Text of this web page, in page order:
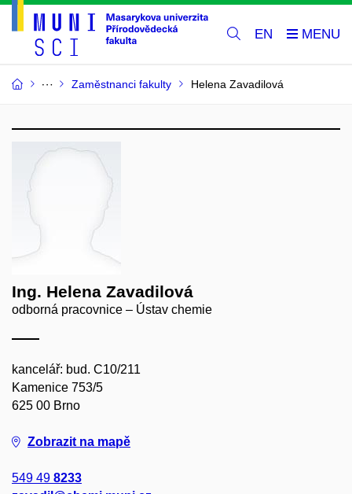
EN
Zaměstnanci fakulty Helena Zavadilová
Ing. Helena Zavadilová
odborná pracovnice – Ústav chemie
kancelář: bud. C10/211
Kamenice 753/5
625 00 Brno
Zobrazit na mapě
549 49 8233